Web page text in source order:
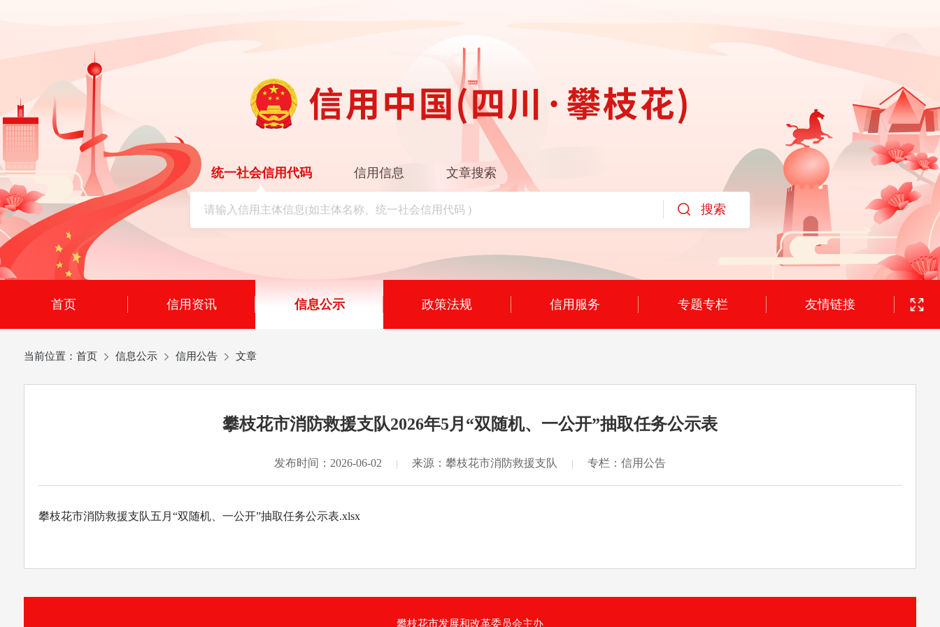
统一社会信用代码 信用信息 文章搜索
首页 信用资讯 信息公示 政策法规 信用服务 专题专栏 友情链接
当前位置： 首页 信息公示 信用公告 文章
攀枝花市消防救援支队2026年5月“双随机、一公开”抽取任务公示表
发布时间：2026-06-02 | 来源：攀枝花市消防救援支队 | 专栏：信用公告
攀枝花市消防救援支队五月“双随机、一公开”抽取任务公示表.xlsx
攀枝花市发展和改革委员会主办